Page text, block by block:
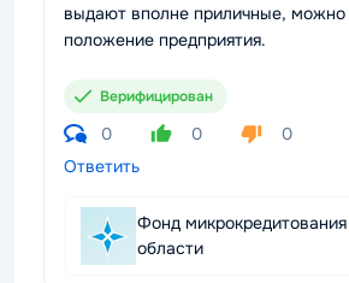
выдают вполне приличные, можно
положение предприятия.
Верифицирован
0 0
0
Ответить
Фонд
области